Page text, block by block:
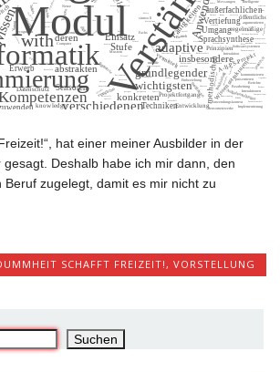
hat einer meiner Ausbilder in der
Deshalb habe ich mir dann, den
zugelegt, damit es mir nicht zu
SCHAFFT FREIZEIT!, VORSTELLUNG
Suchen